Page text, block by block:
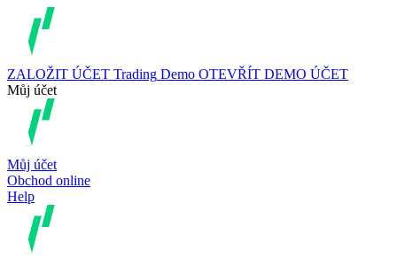
ZALOŽIT ÚČET Trading Demo OTEVŘÍT DEMO ÚČET
Můj účet
Můj účet
Obchod online
Help